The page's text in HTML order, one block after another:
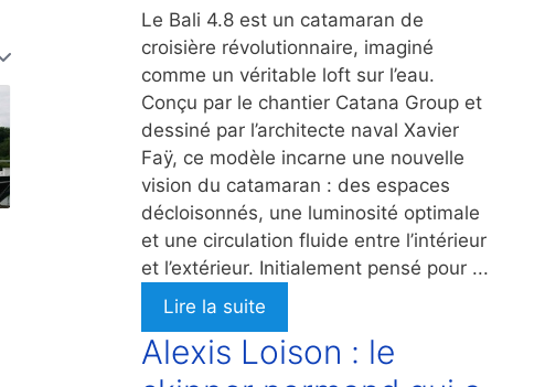
Le Bali 4.8 est un catamaran de
croisière révolutionnaire, imaginé
comme un véritable loft sur l’eau.
Conçu par le chantier Catana Group et
dessiné par l’architecte naval Xavier
Faÿ, ce modèle incarne une nouvelle
vision du catamaran : des espaces
décloisonnés, une luminosité optimale
et une circulation fluide entre l’intérieur
et l’extérieur. Initialement pensé pour ...
Lire la suite
Alexis Loison : le